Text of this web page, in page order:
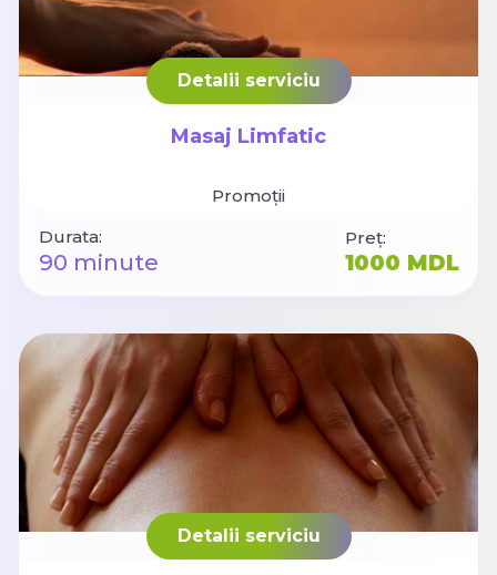
Detalii serviciu
Masaj Limfatic
Promoții
Durata:
90 minute
Preț:
1000 MDL
Detalii serviciu